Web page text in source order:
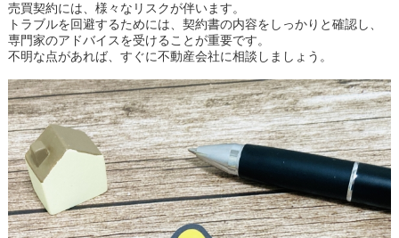
売買契約には、様々なリスクが伴います。
トラブルを回避するためには、契約書の内容をしっかりと確認し、
専門家のアドバイスを受けることが重要です。
不明な点があれば、すぐに不動産会社に相談しましょう。